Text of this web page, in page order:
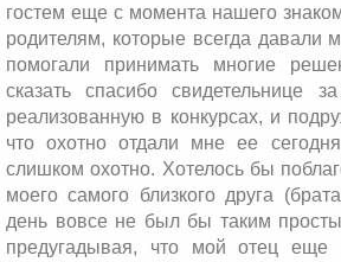
гостем еще с момента нашего
родителям, которые всегда давали
помогали принимать многие
сказать спасибо свидетельнице
реализованную в конкурсах, и
что охотно отдали мне ее
слишком охотно. Хотелось бы
моего самого близкого друга
день вовсе не был бы таким
предугадывая, что мой отец